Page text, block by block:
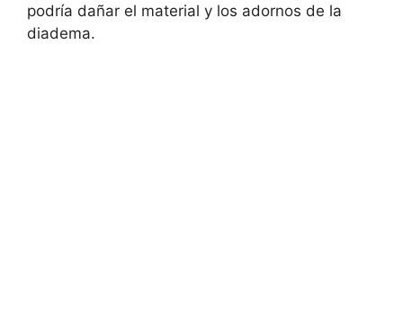
podría dañar el material y los adornos de la
diadema.